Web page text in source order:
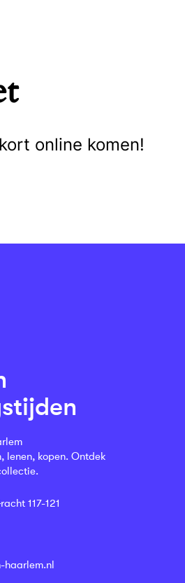
online komen!
lenen, kopen. Ontdek
117-121
haarlem.nl